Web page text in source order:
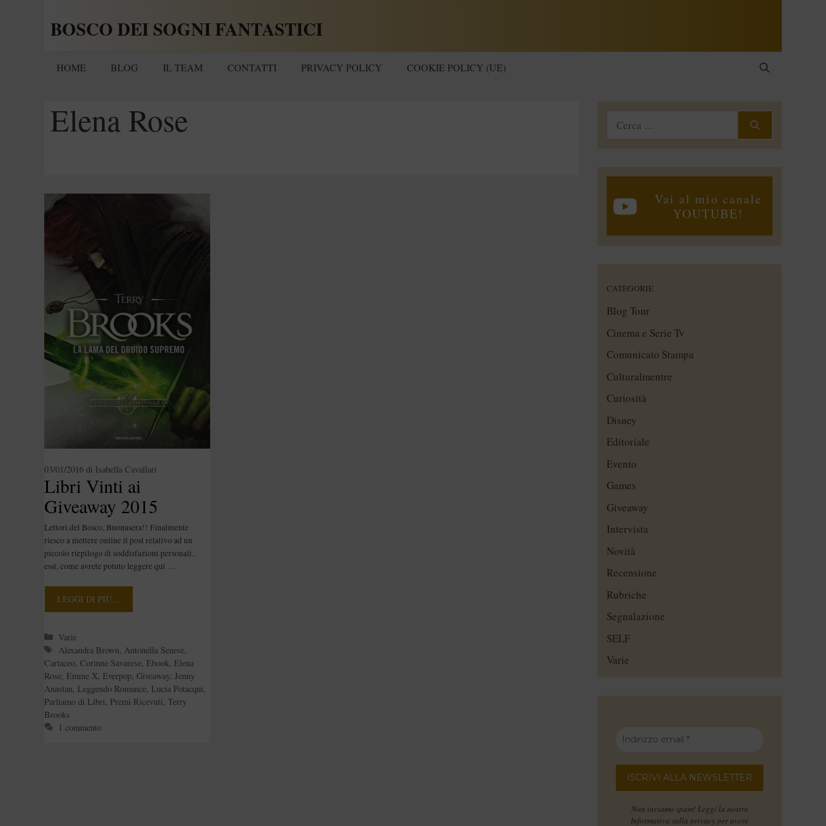
BOSCO DEI SOGNI FANTASTICI
HOME BLOG IL TEAM CONTATTI PRIVACY POLICY COOKIE POLICY (UE)
Elena Rose
Libri Vinti ai
Giveaway 2015
03/01/2016 di Isabella Cavallari
Lettori del Bosco, Buonasera!! Finalmente
riesco a mettere online il post relativo ad un
piccolo riepilogo di soddisfazioni personali..
essì, come avrete potuto leggere qui …
LEGGI DI PIÙ…
Categorie
Varie
Tag
Alexandra Brown Antonella Senese
Cartaceo Corinne Savarese Ebook Elena
Rose Emme X Everpop Giveaway Jenny
Anastan Leggendo Romance Lucia Potacqui
Parliamo di Libri Premi Ricevuti Terry
Brooks
1 commento
Ricerca
Vai al mio canale
YOUTUBE!
CATEGORIE
Blog Tour
Cinema e Serie Tv
Comunicato Stampa
Culturalmentre
Curiosità
Disney
Editoriale
Evento
Games
Giveaway
Intervista
Novità
Recensione
Rubriche
Segnalazione
SELF
Varie
Non inviamo spam! Leggi la nostra
Informativa sulla privacy per avere